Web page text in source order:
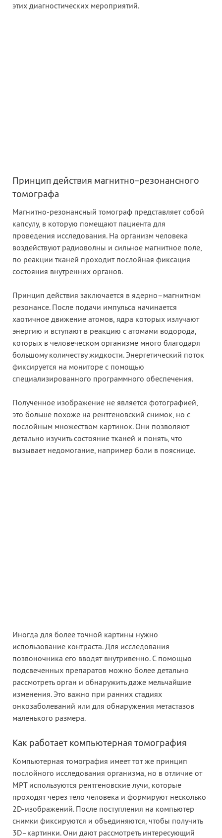
этих диагностических мероприятий.
Принцип действия магнитно–резонансного
томографа
Магнитно-резонансный томограф представляет собой
капсулу, в которую помещают пациента для
проведения исследования. На организм человека
воздействуют радиоволны и сильное магнитное поле,
по реакции тканей проходит послойная фиксация
состояния внутренних органов.
Принцип действия заключается в ядерно–магнитном
резонансе. После подачи импульса начинается
хаотичное движение атомов, ядра которых излучают
энергию и вступают в реакцию с атомами водорода,
которых в человеческом организме много благодаря
большому количеству жидкости. Энергетический поток
фиксируется на мониторе с помощью
специализированного программного обеспечения.
Полученное изображение не является фотографией,
это больше похоже на рентгеновский снимок, но с
послойным множеством картинок. Они позволяют
детально изучить состояние тканей и понять, что
вызывает недомогание, например боли в пояснице.
Иногда для более точной картины нужно
использование контраста. Для исследования
позвоночника его вводят внутривенно. С помощью
подсвеченных препаратов можно более детально
рассмотреть орган и обнаружить даже мельчайшие
изменения. Это важно при ранних стадиях
онкозаболеваний или для обнаружения метастазов
маленького размера.
Как работает компьютерная томография
Компьютерная томография имеет тот же принцип
послойного исследования организма, но в отличие от
МРТ используются рентгеновские лучи, которые
проходят через тело человека и формируют несколько
2D-изображений. После поступления на компьютер
снимки фиксируются и объединяются, чтобы получить
3D–картинки. Они дают рассмотреть интересующий